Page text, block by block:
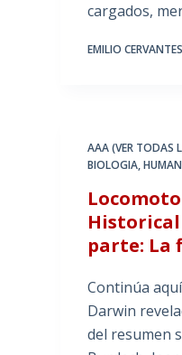
cargados,
EMILIO CERVANTES
AAA (VER TODAS
BIOLOGIA,
Historical
parte: La
Continúa
Darwin
del resumen